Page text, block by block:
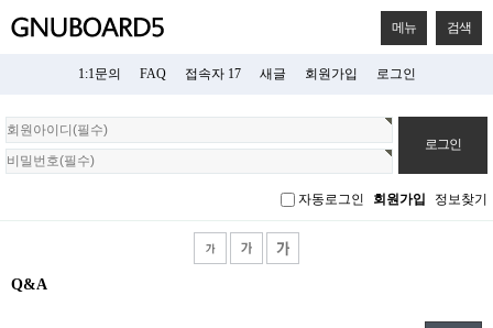
메뉴 검색
1:1문의 FAQ 접속자 17 새글 회원가입 로그인
회
원
로
자동로그인 회원가입 정보찾기
Q&A